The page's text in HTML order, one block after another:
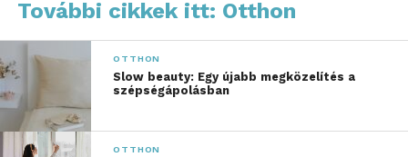
álljunk. Egyedülálló üzleti
struktúránk és pénzügyi
függetlenségünk lehetővé
teszi számunkra, hogy
évtizedekre szóló
További cikkek itt: Otthon
OTTHON
Slow beauty: Egy újabb megközelítés a
szépségápolásban
OTTHON